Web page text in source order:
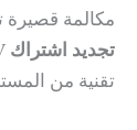
مكالمة قصيرة
تجديد اشتراك IPTV الكويت
تقنية من